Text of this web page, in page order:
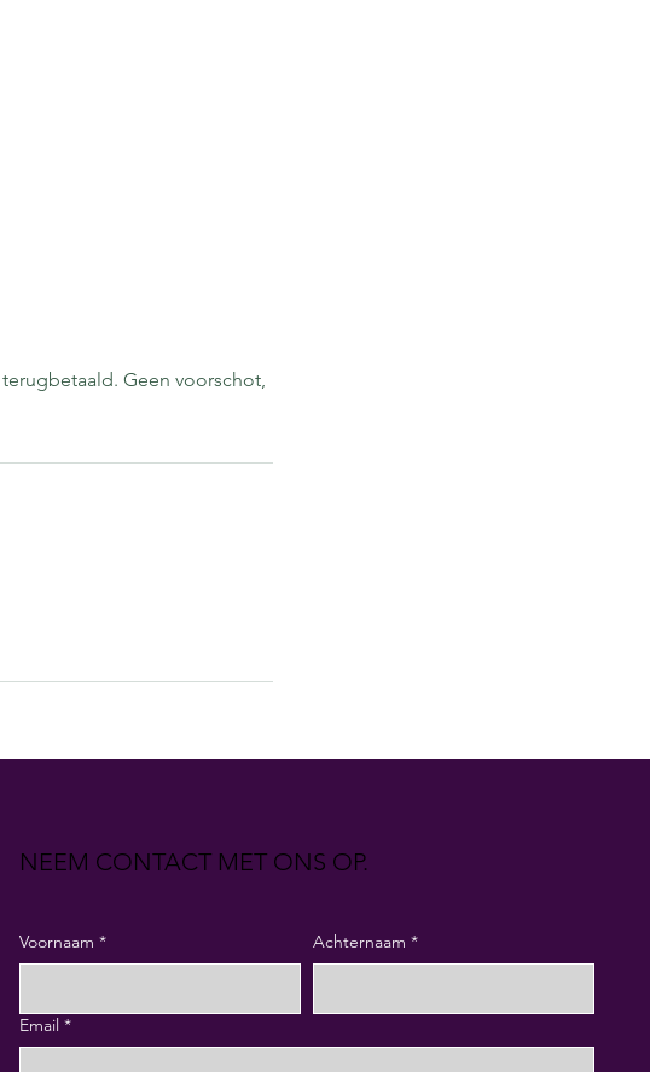
Geen voorschot,
NEEM CONTACT MET ONS OP.
Voornaam * Achternaam *
Email *